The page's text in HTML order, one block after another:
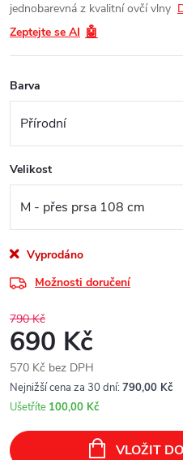
jednobarevná z kvalitní ovčí vlny
Zeptejte se AI 🤖
Barva
Velikost
Vyprodáno
Možnosti doručení
790 Kč
690 Kč
570 Kč bez DPH
Měrná
cena:
Nejnižší cena za 30 dní:790,00 Kč
Ušetříte 100,00 Kč
VLOŽIT